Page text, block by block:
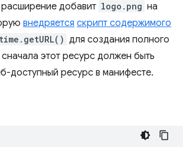
добавит logo.png на
внедряется скрипт содержимого
для создания полного
этот ресурс должен быть
доступный ресурс в манифесте.